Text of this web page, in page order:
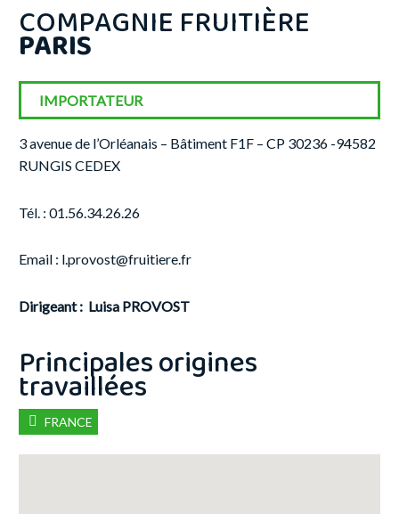
COMPAGNIE FRUITIÈRE
PARIS
IMPORTATEUR
3 avenue de l’Orléanais – Bâtiment F1F – CP 30236 -94582
RUNGIS CEDEX
Tél. : 01.56.34.26.26
Email : l.provost@fruitiere.fr
Dirigeant : Luisa PROVOST
FRANCE